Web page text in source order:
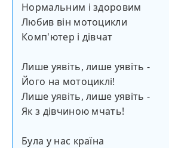
Нормальним і здоровим
Любив він мотоцикли
Комп'ютер і дівчат
Лише уявіть, лише уявіть -
Його на мотоциклі!
Лише уявіть, лише уявіть -
Як з дівчиною мчать!
Була у нас країна